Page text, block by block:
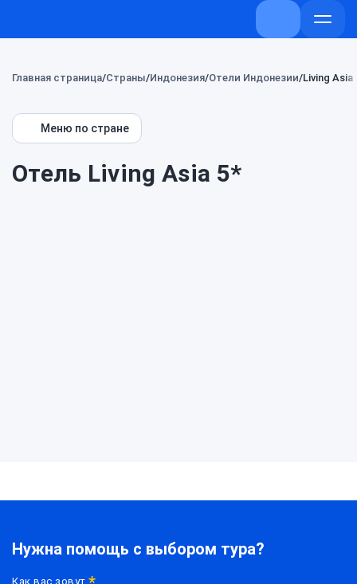
+7 (800) 707-
Главная страница Страны Индонезия Отели Индонезии Living Asia
Меню по стране
Отель Living Asia 5*
Нужна помощь с выбором тура?
Как вас зовут